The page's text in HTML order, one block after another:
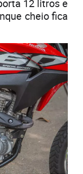
12 litros e
cheio fica